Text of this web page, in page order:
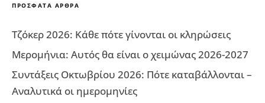
ΠΡΌΣΦΑΤΑ ΆΡΘΡΑ
Τζόκερ 2026: Κάθε πότε γίνονται οι κληρώσεις
Μερομήνια: Αυτός θα είναι ο χειμώνας 2026-2027
Συντάξεις Οκτωβρίου 2026: Πότε καταβάλλονται –
Αναλυτικά οι ημερομηνίες